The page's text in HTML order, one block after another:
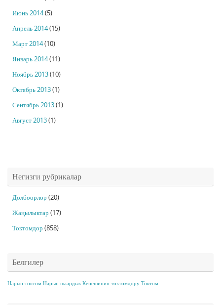
Июнь 2014(5)
Апрель 2014(15)
Март 2014(10)
Январь 2014(11)
Ноябрь 2013(10)
Октябрь 2013(1)
Сентябрь 2013(1)
Август 2013(1)
Негизги рубрикалар
Долбоорлор (20)
Жаңылыктар (17)
Токтомдор (858)
Белгилер
Нарын токтом Нарын шаардык Кеңешинин токтомдору Токтом